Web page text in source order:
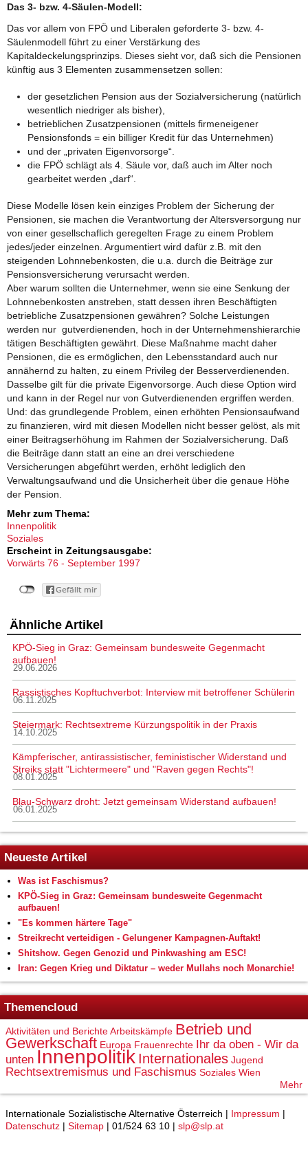
Das 3- bzw. 4-Säulen-Modell:
Das vor allem von FPÖ und Liberalen geforderte 3- bzw. 4-
Säulenmodell führt zu einer Verstärkung des
Kapitaldeckelungsprinzips. Dieses sieht vor, daß sich die Pensionen
künftig aus 3 Elementen zusammensetzen sollen:
der gesetzlichen Pension aus der Sozialversicherung (natürlich
wesentlich niedriger als bisher),
betrieblichen Zusatzpensionen (mittels firmeneigener
Pensionsfonds = ein billiger Kredit für das Unternehmen)
und der „privaten Eigenvorsorge“.
die FPÖ schlägt als 4. Säule vor, daß auch im Alter noch
gearbeitet werden „darf“.
Diese Modelle lösen kein einziges Problem der Sicherung der
Pensionen, sie machen die Verantwortung der Altersversorgung nur
von einer gesellschaflich geregelten Frage zu einem Problem
jedes/jeder einzelnen. Argumentiert wird dafür z.B. mit den
steigenden Lohnnebenkosten, die u.a. durch die Beiträge zur
Pensionsversicherung verursacht werden.
Aber warum sollten die Unternehmer, wenn sie eine Senkung der
Lohnnebenkosten anstreben, statt dessen ihren Beschäftigten
betriebliche Zusatzpensionen gewähren? Solche Leistungen
werden nur gutverdienenden, hoch in der Unternehmenshierarchie
tätigen Beschäftigten gewährt. Diese Maßnahme macht daher
Pensionen, die es ermöglichen, den Lebensstandard auch nur
annähernd zu halten, zu einem Privileg der Besserverdienenden.
Dasselbe gilt für die private Eigenvorsorge. Auch diese Option wird
und kann in der Regel nur von Gutverdienenden ergriffen werden.
Und: das grundlegende Problem, einen erhöhten Pensionsaufwand
zu finanzieren, wird mit diesen Modellen nicht besser gelöst, als mit
einer Beitragserhöhung im Rahmen der Sozialversicherung. Daß
die Beiträge dann statt an eine an drei verschiedene
Versicherungen abgeführt werden, erhöht lediglich den
Verwaltungsaufwand und die Unsicherheit über die genaue Höhe
der Pension.
Mehr zum Thema:
Innenpolitik
Soziales
Erscheint in Zeitungsausgabe:
Vorwärts 76 - September 1997
Ähnliche Artikel
KPÖ-Sieg in Graz: Gemeinsam bundesweite Gegenmacht
aufbauen!
29.06.2026
Rassistisches Kopftuchverbot: Interview mit betroffener Schülerin
06.11.2025
Steiermark: Rechtsextreme Kürzungspolitik in der Praxis
14.10.2025
Kämpferischer, antirassistischer, feministischer Widerstand und
Streiks statt "Lichtermeere" und "Raven gegen Rechts"!
08.01.2025
Blau-Schwarz droht: Jetzt gemeinsam Widerstand aufbauen!
06.01.2025
Neueste Artikel
Was ist Faschismus?
KPÖ-Sieg in Graz: Gemeinsam bundesweite Gegenmacht
aufbauen!
"Es kommen härtere Tage"
Streikrecht verteidigen - Gelungener Kampagnen-Auftakt!
Shitshow. Gegen Genozid und Pinkwashing am ESC!
Iran: Gegen Krieg und Diktatur – weder Mullahs noch Monarchie!
Themencloud
Aktivitäten und BerichteArbeitskämpfe Betrieb und
Gewerkschaft Europa Frauenrechte
Ihr da oben - Wir da
unten Innenpolitik Internationales Jugend
Rechtsextremismus und Faschismus Soziales Wien
Mehr
Internationale Sozialistische Alternative Österreich | Impressum |
Datenschutz | Sitemap | 01/524 63 10 | slp@slp.at